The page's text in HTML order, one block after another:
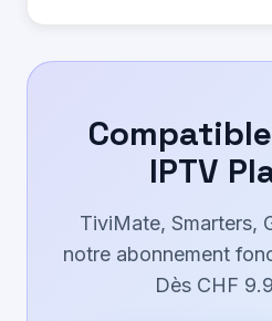
IPTV
TiviMate, Smarters,
notre abonnement
Dès CHF